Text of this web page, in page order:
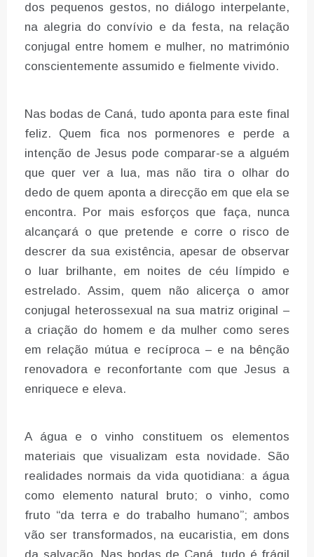
dos pequenos gestos, no diálogo interpelante,
na alegria do convívio e da festa, na relação
conjugal entre homem e mulher, no matrimónio
conscientemente assumido e fielmente vivido.
Nas bodas de Caná, tudo aponta para este final
feliz. Quem fica nos pormenores e perde a
intenção de Jesus pode comparar-se a alguém
que quer ver a lua, mas não tira o olhar do
dedo de quem aponta a direcção em que ela se
encontra. Por mais esforços que faça, nunca
alcançará o que pretende e corre o risco de
descrer da sua existência, apesar de observar
o luar brilhante, em noites de céu límpido e
estrelado. Assim, quem não alicerça o amor
conjugal heterossexual na sua matriz original –
a criação do homem e da mulher como seres
em relação mútua e recíproca – e na bênção
renovadora e reconfortante com que Jesus a
enriquece e eleva.
A água e o vinho constituem os elementos
materiais que visualizam esta novidade. São
realidades normais da vida quotidiana: a água
como elemento natural bruto; o vinho, como
fruto “da terra e do trabalho humano”; ambos
vão ser transformados, na eucaristia, em dons